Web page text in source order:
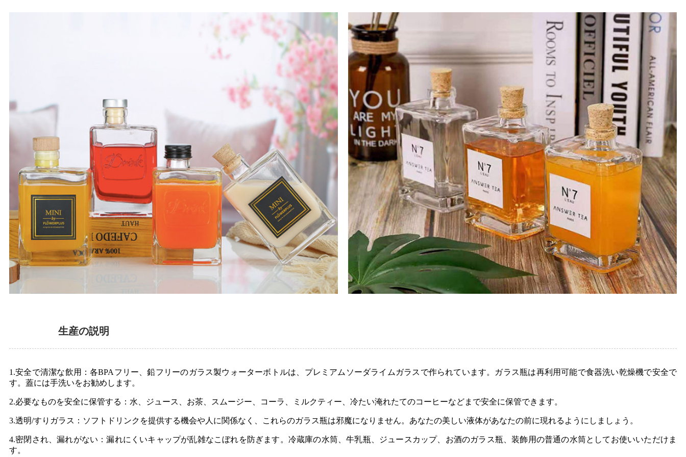
生産の説明
1.安全で清潔な飲用：各BPAフリー、鉛フリーのガラス製ウォーターボトルは、プレミアムソーダライムガラスで作られています。ガラス瓶は再利用可能で食器洗い乾燥機で安全で
す。蓋には手洗いをお勧めします。
2.必要なものを安全に保管する：水、ジュース、お茶、スムージー、コーラ、ミルクティー、冷たい淹れたてのコーヒーなどまで安全に保管できます。
3.透明/すりガラス：ソフトドリンクを提供する機会や人に関係なく、これらのガラス瓶は邪魔になりません。あなたの美しい液体があなたの前に現れるようにしましょう。
4.密閉され、漏れがない：漏れにくいキャップが乱雑なこぼれを防ぎます。冷蔵庫の水筒、牛乳瓶、ジュースカップ、お酒のガラス瓶、装飾用の普通の水筒としてお使いいただけま
す。